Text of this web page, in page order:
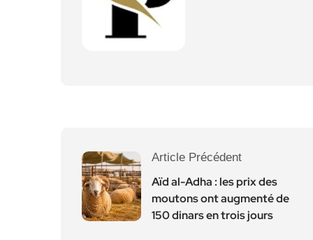
Article Précédent
Aïd al-Adha : les prix des
moutons ont augmenté de
150 dinars en trois jours